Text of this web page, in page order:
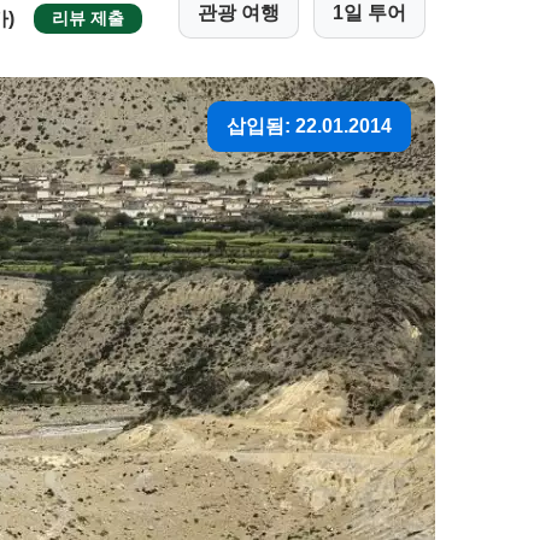
) 리뷰 제출 관광 여행 1일 투어
삽입됨: 22.01.2014